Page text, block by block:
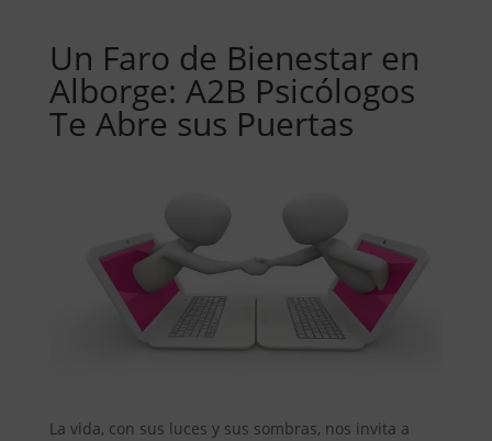
Un Faro de Bienestar en
Alborge: A2B Psicólogos
Te Abre sus Puertas
La vida, con sus luces y sus sombras, nos invita a